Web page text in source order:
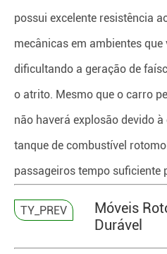
possui excelente resistência
mecânicas em ambientes
dificultando a geração de
o atrito. Mesmo que o carro
não haverá explosão devido
tanque de combustível
passageiros tempo suficiente
TY_PREV
Móveis
Durável